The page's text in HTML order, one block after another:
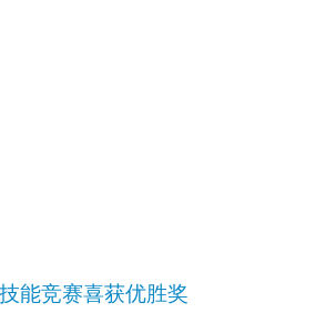
能竞赛喜获优胜奖